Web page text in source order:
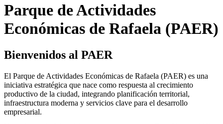
Parque de Actividades
Económicas de Rafaela (PAER)
Bienvenidos al PAER
El Parque de Actividades Económicas de Rafaela (PAER) es una
iniciativa estratégica que nace como respuesta al crecimiento
productivo de la ciudad, integrando planificación territorial,
infraestructura moderna y servicios clave para el desarrollo
empresarial.